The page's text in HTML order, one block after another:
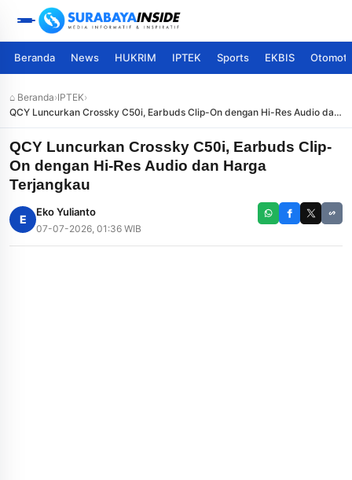
Beranda News HUKRIM IPTEK Sports EKBIS
⌂ Beranda›IPTEK›
QCY Luncurkan Crossky C50i, Earbuds Clip-On dengan Hi-Res Audio dan
Harga Terjangkau
QCY Luncurkan Crossky C50i, Earbuds Clip-
On dengan Hi-Res Audio dan Harga
Terjangkau
E
Eko Yulianto
07-07-2026, 01:36 WIB